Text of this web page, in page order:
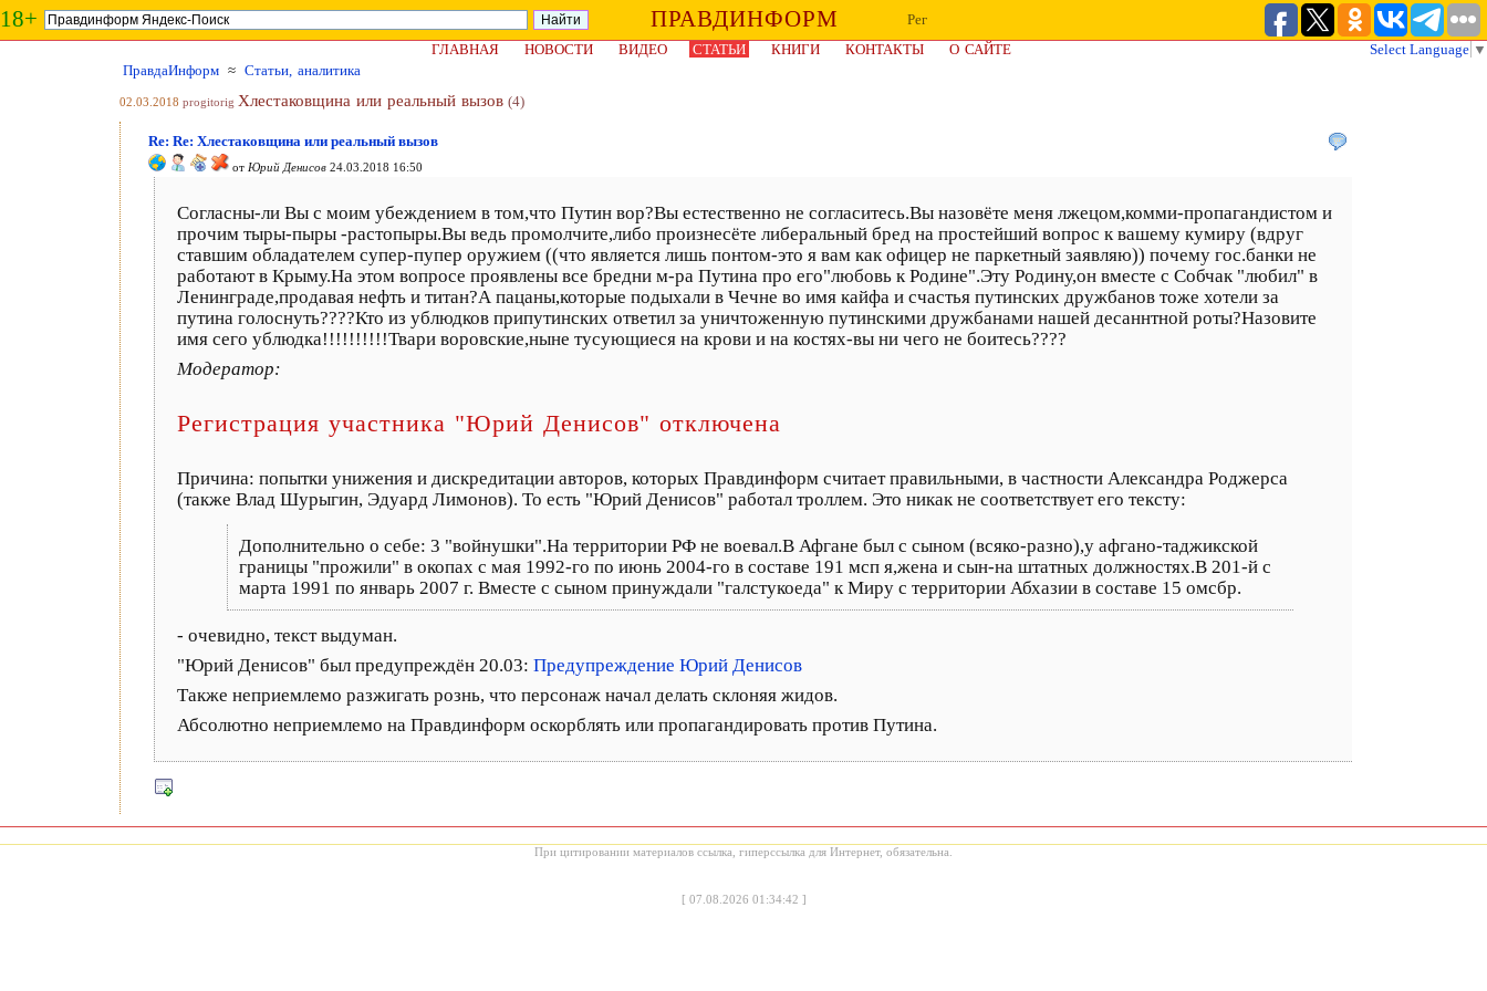
18+ ПРАВДИНФОРМ
Рег
ГЛАВНАЯ
НОВОСТИ ВИДЕО СТАТЬИ КНИГИ КОНТАКТЫ О САЙТЕ Select Language ▼
ПравдаИнформ ≈ Статьи, аналитика
02.03.2018 progitorig Хлестаковщина или реальный вызов (4)
Re: Re: Хлестаковщина или реальный вызов
от Юрий Денисов 24.03.2018 16:50
Согласны-ли Вы с моим убеждением в том,что Путин вор?Вы естественно не согласитесь.Вы назовёте меня лжецом,комми-пропагандистом и
прочим тыры-пыры -растопыры.Вы ведь промолчите,либо произнесёте либеральный бред на простейший вопрос к вашему кумиру (вдруг
ставшим обладателем супер-пупер оружием ((что является лишь понтом-это я вам как офицер не паркетный заявляю)) почему гос.банки не
работают в Крыму.На этом вопросе проявлены все бредни м-ра Путина про его"любовь к Родине".Эту Родину,он вместе с Собчак "любил" в
Ленинграде,продавая нефть и титан?А пацаны,которые подыхали в Чечне во имя кайфа и счастья путинских дружбанов тоже хотели за
путина голоснуть????Кто из ублюдков припутинских ответил за уничтоженную путинскими дружбанами нашей десаннтной роты?Назовите
имя сего ублюдка!!!!!!!!!!Твари воровские,ныне тусующиеся на крови и на костях-вы ни чего не боитесь????
Модератор:
Регистрация участника "Юрий Денисов" отключена
Причина: попытки унижения и дискредитации авторов, которых Правдинформ считает правильными, в частности Александра Роджерса
(также Влад Шурыгин, Эдуард Лимонов). То есть "Юрий Денисов" работал троллем. Это никак не соответствует его тексту:
Дополнительно о себе: 3 "войнушки".На территории РФ не воевал.В Афгане был с сыном (всяко-разно),у афгано-таджикской
границы "прожили" в окопах с мая 1992-го по июнь 2004-го в составе 191 мсп я,жена и сын-на штатных должностях.В 201-й с
марта 1991 по январь 2007 г. Вместе с сыном принуждали "галстукоеда" к Миру с территории Абхазии в составе 15 омсбр.
- очевидно, текст выдуман.
"Юрий Денисов" был предупреждён 20.03: Предупреждение Юрий Денисов
Также неприемлемо разжигать рознь, что персонаж начал делать склоняя жидов.
Абсолютно неприемлемо на Правдинформ оскорблять или пропагандировать против Путина.
При цитировании материалов ссылка, гиперссылка для Интернет, обязательна.
[ 07.08.2026 01:34:42 ]